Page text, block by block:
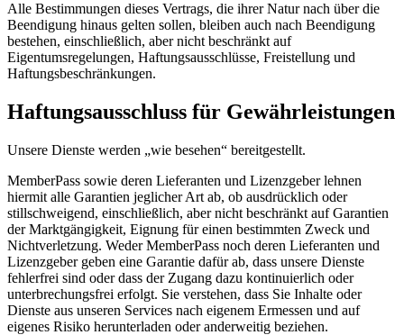
Alle Bestimmungen dieses Vertrags, die ihrer Natur nach über die
Beendigung hinaus gelten sollen, bleiben auch nach Beendigung
bestehen, einschließlich, aber nicht beschränkt auf
Eigentumsregelungen, Haftungsausschlüsse, Freistellung und
Haftungsbeschränkungen.
Haftungsausschluss für Gewährleistungen
Unsere Dienste werden „wie besehen“ bereitgestellt.
MemberPass sowie deren Lieferanten und Lizenzgeber lehnen
hiermit alle Garantien jeglicher Art ab, ob ausdrücklich oder
stillschweigend, einschließlich, aber nicht beschränkt auf Garantien
der Marktgängigkeit, Eignung für einen bestimmten Zweck und
Nichtverletzung. Weder MemberPass noch deren Lieferanten und
Lizenzgeber geben eine Garantie dafür ab, dass unsere Dienste
fehlerfrei sind oder dass der Zugang dazu kontinuierlich oder
unterbrechungsfrei erfolgt. Sie verstehen, dass Sie Inhalte oder
Dienste aus unseren Services nach eigenem Ermessen und auf
eigenes Risiko herunterladen oder anderweitig beziehen.